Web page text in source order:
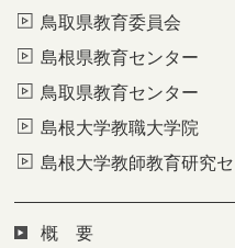
鳥取県教育委員会
島根県教育センター
鳥取県教育センター
島根大学教職大学院
島根大学教師教育研究
概 要